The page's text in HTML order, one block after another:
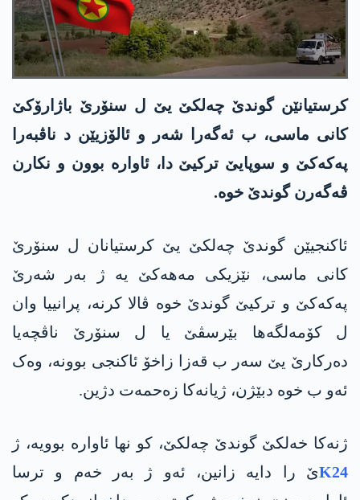
كرستیانێن گوندێ چەلکێ یێ ل سنۆرێ باژارۆکێ
کانی ماسی، ب ئه‌گه‌را شەر و ئالۆزیێن د ناڤبەرا
په‌كه‌كێ و سوپایێ ترکیێ دا، ئاوارە بوون و نکارن
ڤەگەرن گوندێ خوە.
ئاكنجیێن گوندێ چەلکێ یێ كرستیانان ل سنۆرێ
کانی ماسی، نێزیکی مەھەکێ یە ژ بەر شەرێ
په‌كه‌كێ و ترکیێ گوندێ خوە ڤالا کرنە، پرانییا وان
ل کۆمەلگەھا بێرسڤێ یا ل سنۆرێ ناڤچه‌یا
دەرکارێ یێ سەر ب قه‌زا زاخۆ ئاكنجی بوونە، وەک
ئەو ب خوە دبێژن، ژیانەکا زەحمەت دژین.
ژنەکا خەلکێ گوندێ چەلکێ، کو نھا ئاوارە بوویە، ژ
K24ێ را دایە زانین، ئەو ژ بەر خەم و ترسا